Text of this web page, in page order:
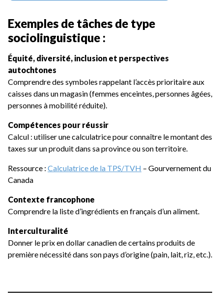
Exemples de tâches de type
sociolinguistique :
Équité, diversité, inclusion et perspectives
autochtones
Comprendre des symboles rappelant l’accès prioritaire aux
caisses dans un magasin (femmes enceintes, personnes âgées,
personnes à mobilité réduite).
Compétences pour réussir
Calcul : utiliser une calculatrice pour connaître le montant des
taxes sur un produit dans sa province ou son territoire.
Ressource : Calculatrice de la TPS/TVH – Gourvernement du
Canada
Contexte francophone
Comprendre la liste d’ingrédients en français d’un aliment.
Interculturalité
Donner le prix en dollar canadien de certains produits de
première nécessité dans son pays d’origine (pain, lait, riz, etc.).